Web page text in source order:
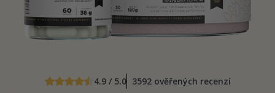
4.9 / 5.0 3592 ověřených recenzí